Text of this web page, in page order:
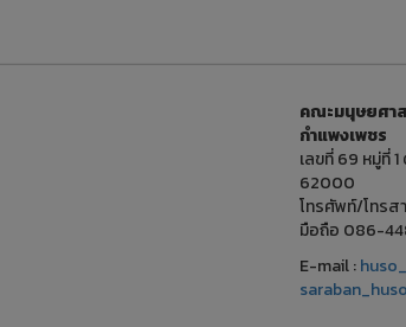
คณะมนุษยศา
กำแพงเพชร
เลขที่ 69 หมู่ที่
62000
โทรศัพท์/โทร
มือถือ 086-
E-mail :